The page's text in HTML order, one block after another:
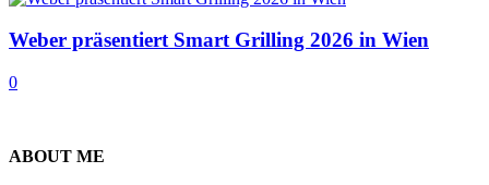
Weber präsentiert Smart Grilling 2026 in Wien
0
ABOUT ME